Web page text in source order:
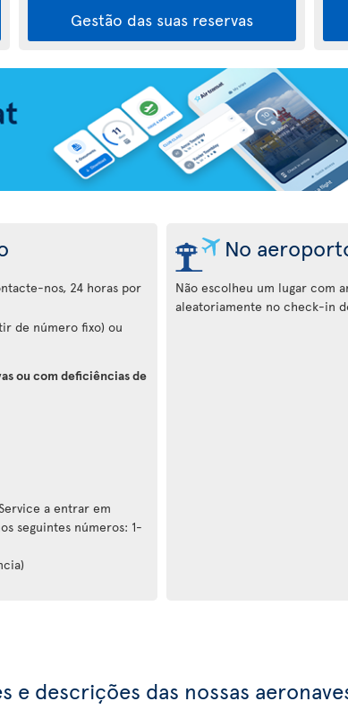
Gestão das suas reservas
nos, 24 horas por
de número fixo) ou
ou com deficiências de
a entrar em
seguintes números: 1-
No
Não escolheu um lugar com
aleatoriamente no check-in
e descrições das nossas